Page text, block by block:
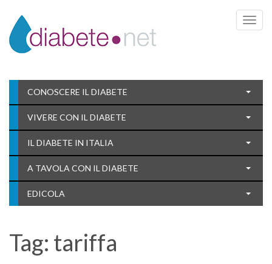
Toggle
CONOSCERE IL DIABETE
VIVERE CON IL DIABETE
IL DIABETE IN ITALIA
A TAVOLA CON IL DIABETE
EDICOLA
Tag: tariffa